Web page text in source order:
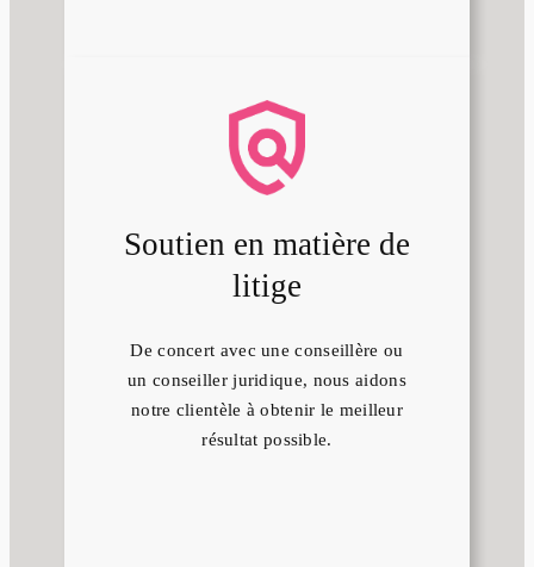
Soutien en matière de
litige
De concert avec une conseillère ou
un conseiller juridique, nous aidons
notre clientèle à obtenir le meilleur
résultat possible.